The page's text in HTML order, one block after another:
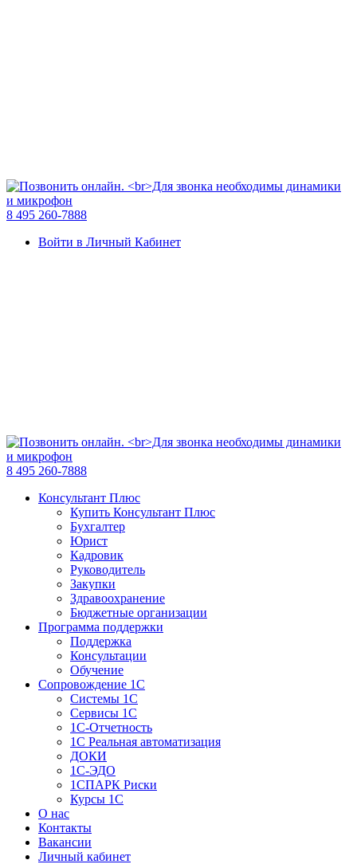
8 495 260-7888
Войти в Личный Кабинет
8 495 260-7888
Консультант Плюс
Купить Консультант Плюс
Бухгалтер
Юрист
Кадровик
Руководитель
Закупки
Здравоохранение
Бюджетные организации
Программа поддержки
Поддержка
Консультации
Обучение
Сопровождение 1С
Системы 1С
Сервисы 1С
1C-Отчетность
1С Реальная автоматизация
ДОКИ
1C-ЭДО
1СПАРК Риски
Курсы 1С
О нас
Контакты
Вакансии
Личный кабинет